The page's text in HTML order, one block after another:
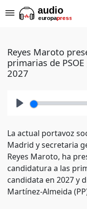
Reyes Maroto
primarias de
2027
La actual portavoz
Madrid y secretaria
Reyes Maroto, ha
candidatura a las
candidata en 2027 y
Martínez-Almeida